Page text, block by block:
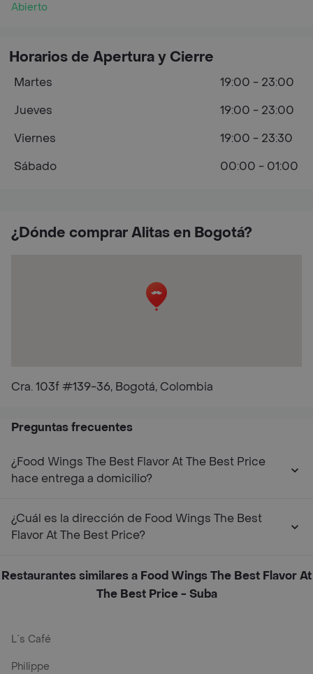
Abierto
¿Dónde comprar Alitas en Bogotá?
Cra. 103f #139-36, Bogotá, Colombia
Horarios de Apertura y Cierre
Martes
19:00 - 23:00
Jueves
19:00 - 23:00
Viernes
19:00 - 23:30
Sábado
00:00 - 01:00
Preguntas frecuentes
¿Food Wings The Best Flavor At The Best Price
hace entrega a domicilio?
¿Cuál es la dirección de Food Wings The Best
Flavor At The Best Price?
Restaurantes similares a Food Wings The Best Flavor At
The Best Price - Suba
L´s Café
Philippe